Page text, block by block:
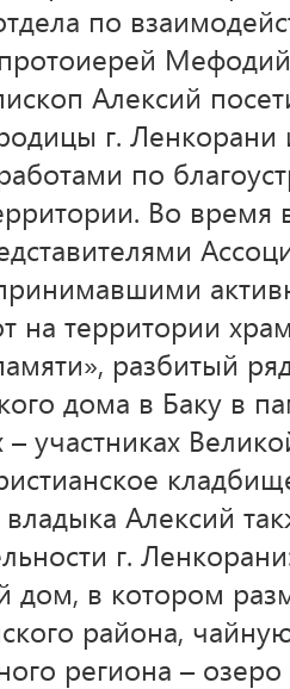
по
Алексий
г. Ленкорани
по
Во время
на территории
разбитый
дома в Баку в
участниках
Алексий
г.
дом, в котором
района,
региона – озеро